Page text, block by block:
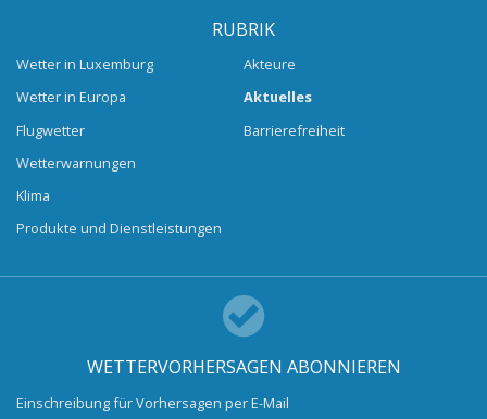
RUBRIK
Wetter in Luxemburg
Wetter in Europa
Flugwetter
Wetterwarnungen
Klima
Produkte und Dienstleistungen
Akteure
Aktuelles
Barrierefreiheit
WETTERVORHERSAGEN ABONNIEREN
Einschreibung für Vorhersagen per E-Mail